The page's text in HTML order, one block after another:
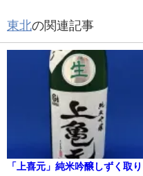
東北の関連記事
「上喜元」純米吟醸しずく取り